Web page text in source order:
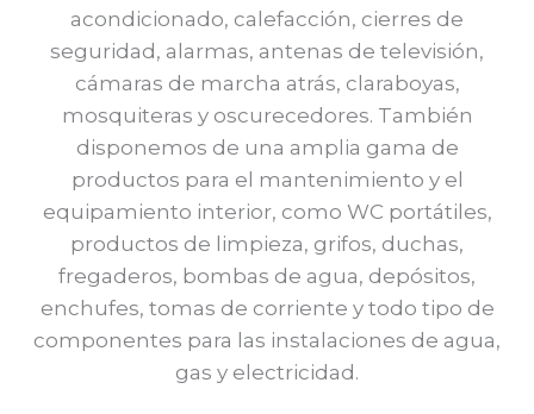
acondicionado, calefacción, cierres de
seguridad, alarmas, antenas de televisión,
cámaras de marcha atrás, claraboyas,
mosquiteras y oscurecedores. También
disponemos de una amplia gama de
productos para el mantenimiento y el
equipamiento interior, como WC portátiles,
productos de limpieza, grifos, duchas,
fregaderos, bombas de agua, depósitos,
enchufes, tomas de corriente y todo tipo de
componentes para las instalaciones de agua,
gas y electricidad.